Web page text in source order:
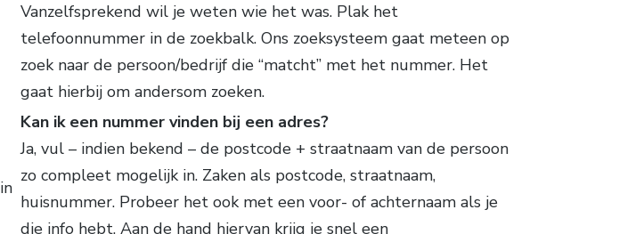
Vanzelfsprekend wil je weten wie het was. Plak het
telefoonnummer in de zoekbalk. Ons zoeksysteem gaat meteen op
zoek naar de persoon/bedrijf die “matcht” met het nummer. Het
gaat hierbij om andersom zoeken.
Kan ik een nummer vinden bij een adres?
Ja, vul – indien bekend – de postcode + straatnaam van de persoon
zo compleet mogelijk in. Zaken als postcode, straatnaam,
huisnummer. Probeer het ook met een voor- of achternaam als je
die info hebt. Aan de hand hiervan krijg je snel een